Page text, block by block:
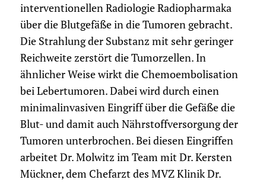
interventionellen Radiologie Radiopharmaka
über die Blutgefäße in die Tumoren gebracht.
Die Strahlung der Substanz mit sehr geringer
Reichweite zerstört die Tumorzellen. In
ähnlicher Weise wirkt die Chemoembolisation
bei Lebertumoren. Dabei wird durch einen
minimalinvasiven Eingriff über die Gefäße die
Blut- und damit auch Nährstoffversorgung der
Tumoren unterbrochen. Bei diesen Eingriffen
arbeitet Dr. Molwitz im Team mit Dr. Kersten
Mückner, dem Chefarzt des MVZ Klinik Dr.